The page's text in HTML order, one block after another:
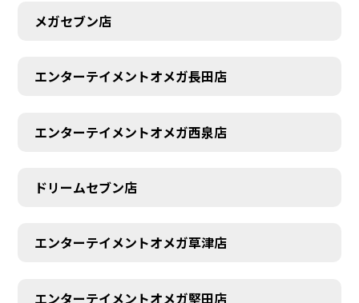
メガセブン店
エンターテイメントオメガ長田店
エンターテイメントオメガ西泉店
ドリームセブン店
エンターテイメントオメガ草津店
エンターテイメントオメガ堅田店